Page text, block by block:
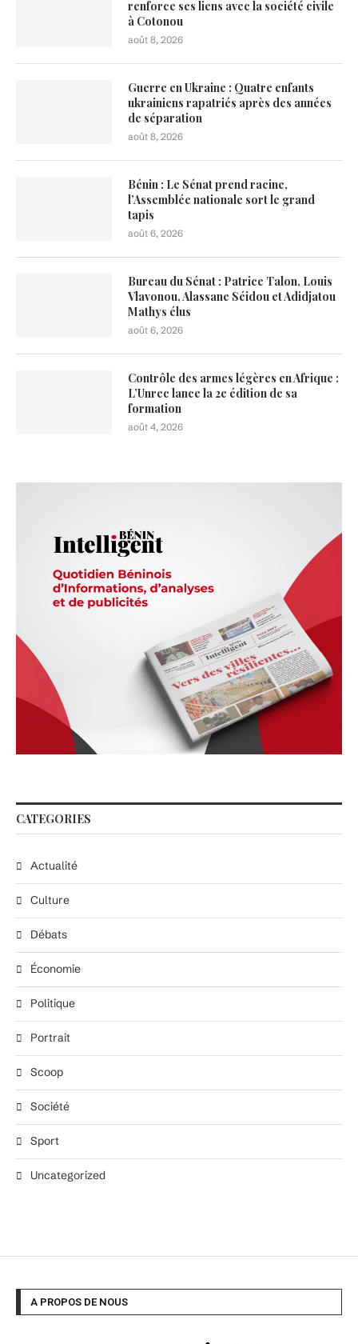
renforce ses liens avec la société civile
à Cotonou
août 8, 2026
Guerre en Ukraine : Quatre enfants
ukrainiens rapatriés après des années
de séparation
août 8, 2026
Bénin : Le Sénat prend racine,
l’Assemblée nationale sort le grand
tapis
août 6, 2026
Bureau du Sénat : Patrice Talon, Louis
Vlavonou, Alassane Séidou et Adidjatou
Mathys élus
août 6, 2026
Contrôle des armes légères en Afrique :
L’Unrec lance la 2e édition de sa
formation
août 4, 2026
CATEGORIES
Actualité
Culture
Débats
Économie
Politique
Portrait
Scoop
Société
Sport
Uncategorized
A PROPOS DE NOUS